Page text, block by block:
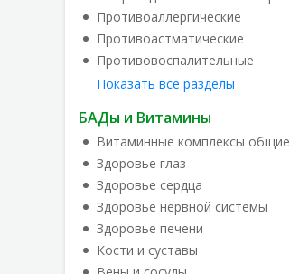
Противоаллергические
Противоастматические
Противовоспалительные
Показать все разделы
БАДы и Витамины
Витаминные комплексы общие
Здоровье глаз
Здоровье сердца
Здоровье нервной системы
Здоровье печени
Кости и суставы